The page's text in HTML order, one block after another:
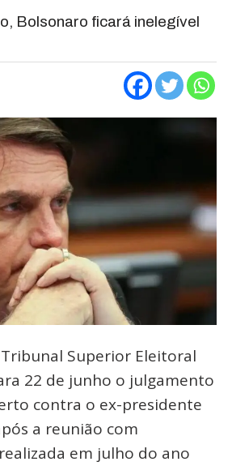
Bolsonaro ficará inelegível
Superior Eleitoral
22 de junho o julgamento
contra o ex-presidente
a reunião com
em julho do ano